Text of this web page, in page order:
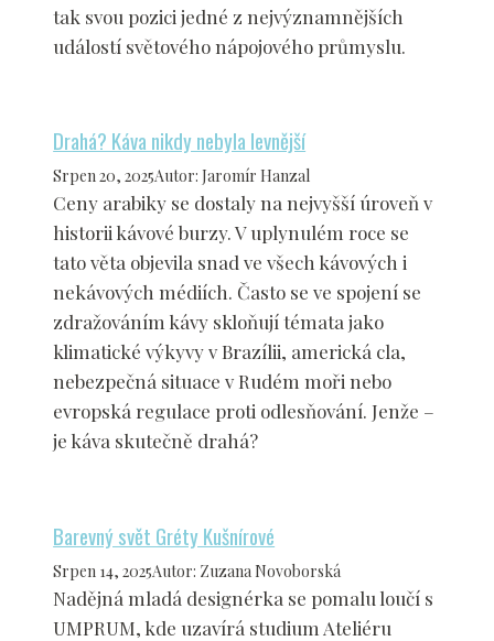
tak svou pozici jedné z nejvýznamnějších
událostí světového nápojového průmyslu.
Drahá? Káva nikdy nebyla levnější
Srpen 20, 2025Autor: Jaromír Hanzal
Ceny arabiky se dostaly na nejvyšší úroveň v
historii kávové burzy. V uplynulém roce se
tato věta objevila snad ve všech kávových i
nekávových médiích. Často se ve spojení se
zdražováním kávy skloňují témata jako
klimatické výkyvy v Brazílii, americká cla,
nebezpečná situace v Rudém moři nebo
evropská regulace proti odlesňování. Jenže –
je káva skutečně drahá?
Barevný svět Gréty Kušnírové
Srpen 14, 2025Autor: Zuzana Novoborská
Nadějná mladá designérka se pomalu loučí s
UMPRUM, kde uzavírá studium Ateliéru